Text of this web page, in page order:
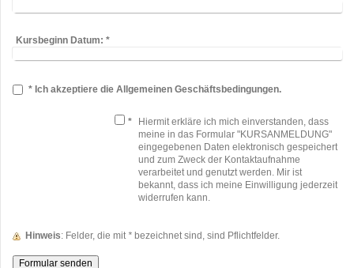
Kursbeginn Datum: *
* Ich akzeptiere die Allgemeinen Geschäftsbedingungen.
*
Hiermit erkläre ich mich einverstanden, dass
meine in das Formular "KURSANMELDUNG"
eingegebenen Daten elektronisch gespeichert
und zum Zweck der Kontaktaufnahme
verarbeitet und genutzt werden. Mir ist
bekannt, dass ich meine Einwilligung jederzeit
widerrufen kann.
Hinweis : Felder, die mit * bezeichnet sind, sind Pflichtfelder.